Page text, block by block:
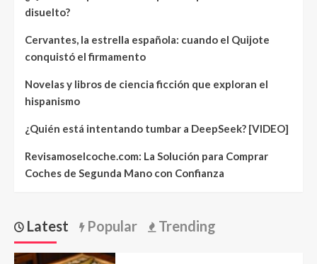
disuelto?
Cervantes, la estrella española: cuando el Quijote
conquistó el firmamento
Novelas y libros de ciencia ficción que exploran el
hispanismo
¿Quién está intentando tumbar a DeepSeek? [VIDEO]
Revisamoselcoche.com: La Solución para Comprar
Coches de Segunda Mano con Confianza
Latest Popular Trending